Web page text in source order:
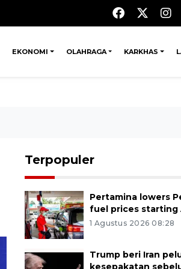
EKONOMI OLAHRAGA KARKHAS
Terpopuler
Pertamina lowers
fuel prices starting
1 Agustus 2026 08:28
Trump beri Iran
kesepakatan